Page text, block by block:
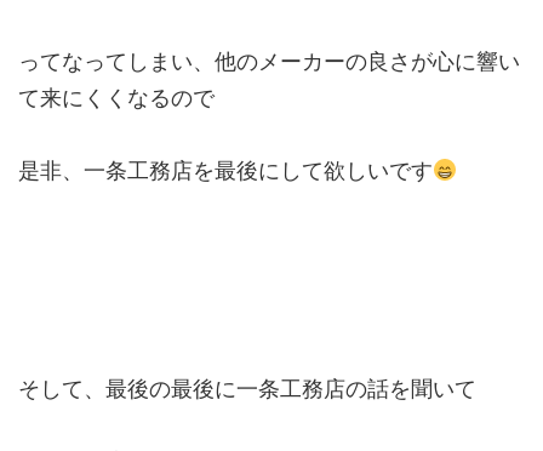
ってなってしまい、他のメーカーの良さが心に響い
て来にくくなるので
是非、一条工務店を最後にして欲しいです
そして、最後の最後に一条工務店の話を聞いて